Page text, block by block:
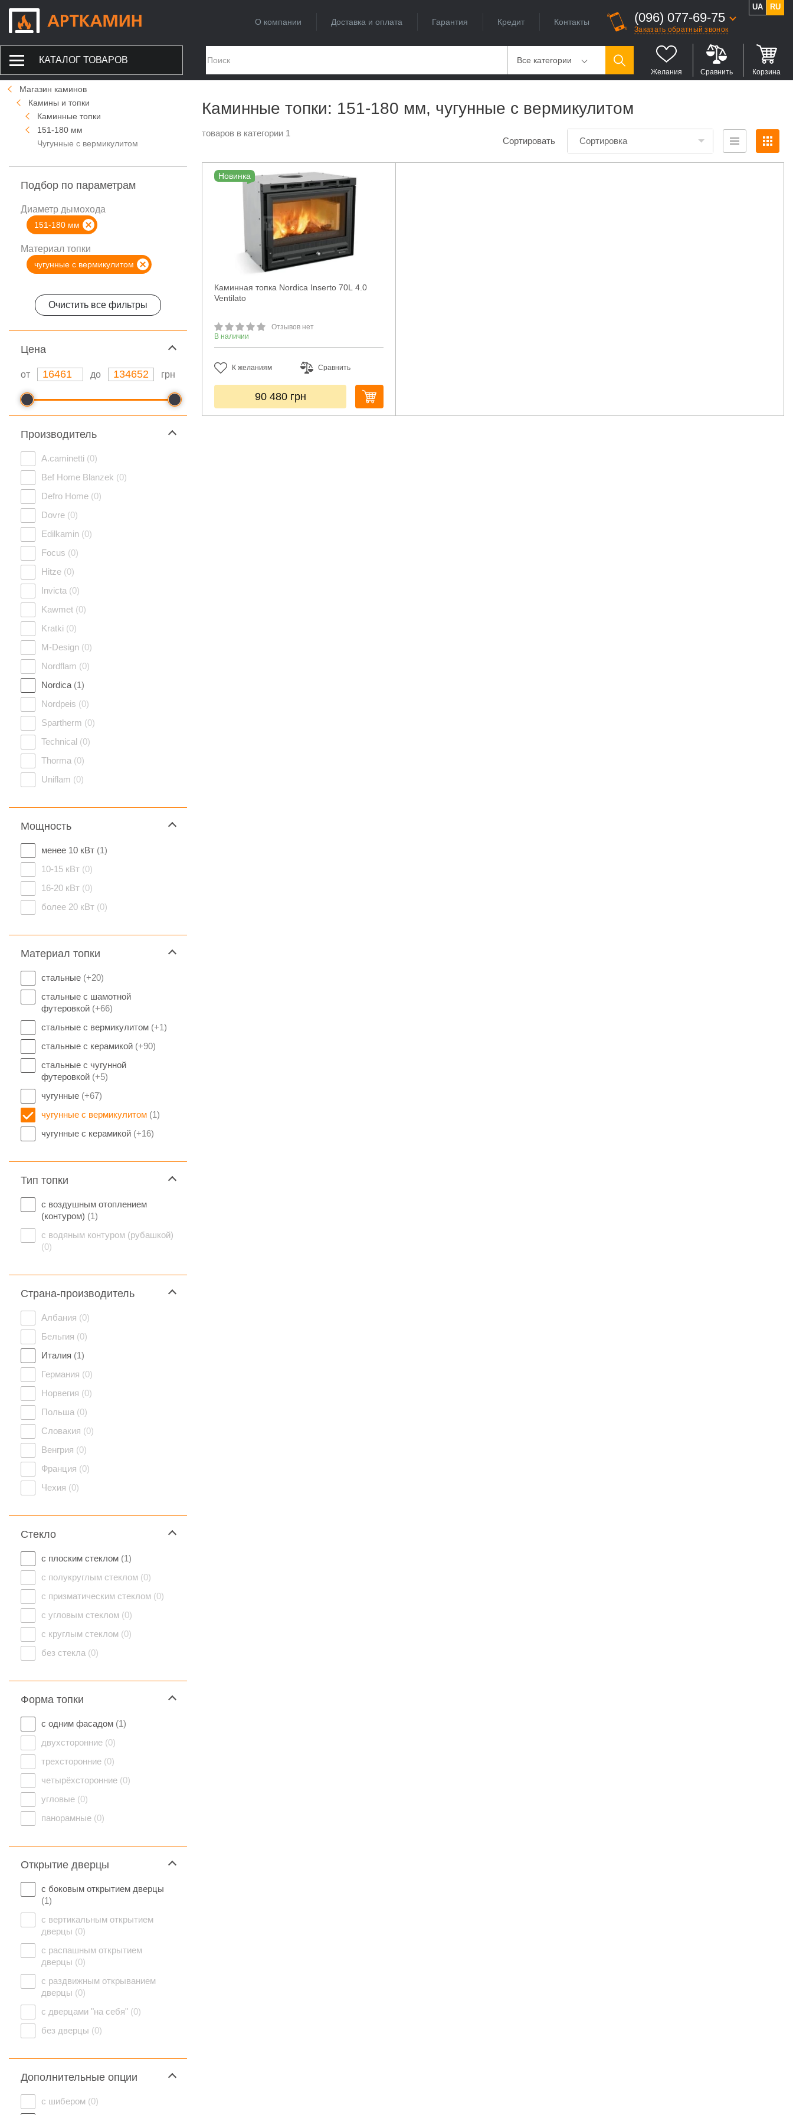
О компании Доставка и оплата Гарантия Кредит Контакты (096) 077-69-75
Заказать обратный звонок
UA RU
КАТАЛОГ ТОВАРОВ Все категории
Желания Сравнить Корзина
Магазин каминов
Камины и топки
Каминные топки
151-180 мм
Чугунные с вермикулитом
Подбор по параметрам
Диаметр дымохода
151-180 мм
Материал топки
чугунные с вермикулитом
Очистить все фильтры
Цeна
от до грн
Производитель
A.caminetti (0)
Bef Home Blanzek (0)
Defro Home (0)
Dovre (0)
Edilkamin (0)
Focus (0)
Hitze (0)
Invicta (0)
Kawmet (0)
Kratki (0)
M-Design (0)
Nordflam (0)
Nordica (1)
Nordpeis (0)
Spartherm (0)
Technical (0)
Thorma (0)
Uniflam (0)
Мощность
менее 10 кВт (1)
10-15 кВт (0)
16-20 кВт (0)
более 20 кВт (0)
Материал топки
стальные (+20)
стальные с шамотной
футеровкой (+66)
стальные с вермикулитом (+1)
стальные с керамикой (+90)
стальные с чугунной
футеровкой (+5)
чугунные (+67)
чугунные с вермикулитом (1)
чугунные с керамикой (+16)
Тип топки
с воздушным отоплением
(контуром) (1)
с водяным контуром (рубашкой)
(0)
Страна-производитель
Албания (0)
Бельгия (0)
Италия (1)
Германия (0)
Норвегия (0)
Польша (0)
Словакия (0)
Венгрия (0)
Франция (0)
Чехия (0)
Стекло
с плоским стеклом (1)
с полукруглым стеклом (0)
с призматическим стеклом (0)
с угловым стеклом (0)
с круглым стеклом (0)
без стекла (0)
Форма топки
с одним фасадом (1)
двухсторонние (0)
трехсторонние (0)
четырёхсторонние (0)
угловые (0)
панорамные (0)
Открытие дверцы
с боковым открытием дверцы
(1)
с вертикальным открытием
дверцы (0)
с распашным открытием
дверцы (0)
с раздвижным открыванием
дверцы (0)
с дверцами "на себя" (0)
без дверцы (0)
Дополнительные опции
с шибером (0)
Каминные топки: 151-180 мм, чугунные с вермикулитом
товаров в категории 1
Сортировать Сортировка
Новинка
Каминная топка Nordica Inserto 70L 4.0
Ventilato
Отзывов нет
В наличии
К желаниям Сравнить
90 480 грн